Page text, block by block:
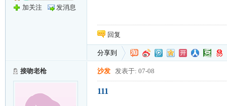
加关注 发消息
回复
分享到
接吻老枪 沙发 发表于: 07-08
111